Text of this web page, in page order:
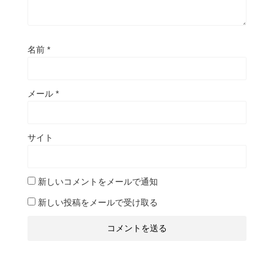
名前 *
メール *
サイト
新しいコメントをメールで通知
新しい投稿をメールで受け取る